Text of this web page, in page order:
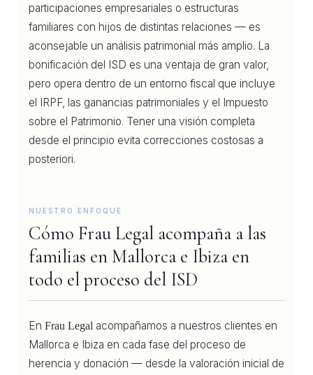
participaciones empresariales o estructuras
familiares con hijos de distintas relaciones — es
aconsejable un análisis patrimonial más amplio. La
bonificación del ISD es una ventaja de gran valor,
pero opera dentro de un entorno fiscal que incluye
el IRPF, las ganancias patrimoniales y el Impuesto
sobre el Patrimonio. Tener una visión completa
desde el principio evita correcciones costosas a
posteriori.
NUESTRO ENFOQUE
Cómo Frau Legal acompaña a las
familias en Mallorca e Ibiza en
todo el proceso del ISD
En Frau Legalacompañamos a nuestros clientes en
Mallorca e Ibiza en cada fase del proceso de
herencia y donación — desde la valoración inicial de